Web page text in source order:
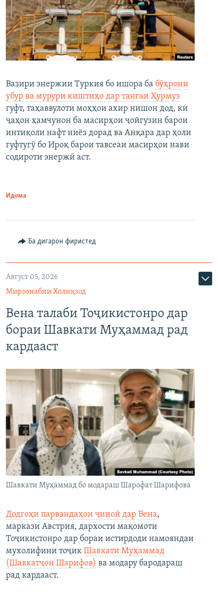
Вазири энержии Туркия бо ишора ба бӯҳрони
убур ва мурури киштиҳо дар тангаи Ҳурмуз
гуфт, таҳаввулоти моҳҳои ахир нишон дод, ки
ҷаҳон ҳамчунон ба масирҳои ҷойгузин барои
интиқоли нафт ниёз дорад ва Анқара дар ҳоли
гуфтугӯ бо Ироқ барои тавсеаи масирҳои нави
содироти энержӣ аст.
Идома
Ба дигарон фиристед
Август 05, 2026
Мирзонабии Холиқзод
Вена талаби Тоҷикистонро дар
бораи Шавкати Муҳаммад рад
кардааст
Шавкати Муҳаммад бо модараш Шарофат Шарифова
Додгоҳи парвандаҳои ҷиноӣ дар Вена,
маркази Австрия, дархости мақомоти
Тоҷикистонро дар бораи истирдоди намояндаи
мухолифини тоҷик Шавкати Муҳаммад
(Шавкатҷон Шарифов) ва модару бародараш
рад кардааст.